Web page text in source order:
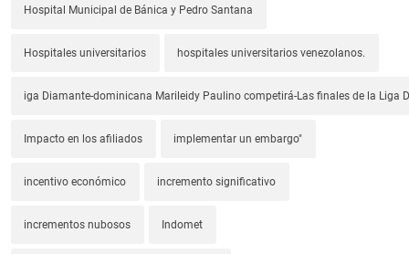
Hospital Municipal de Bánica y Pedro Santana
Hospitales universitarios hospitales universitarios venezolanos.
iga Diamante-dominicana Marileidy Paulino competirá-Las finales de la Liga
Impacto en los afiliados implementar un embargo"
incentivo económico incremento significativo
incrementos nubosos Indomet